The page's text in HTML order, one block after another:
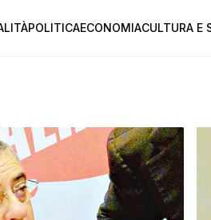
POLITICAECONOMIACULTURA E